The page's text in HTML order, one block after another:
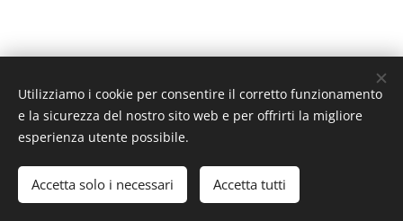
Cookies
Utilizziamo i cookie per consentire il corretto funzionamento
e la sicurezza del nostro sito web e per offrirti la migliore
esperienza utente possibile.
Accetta solo i necessari Accetta tutti